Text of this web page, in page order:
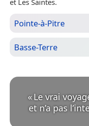
Pointe-à-Pitre
Basse-Terre
«Le vrai
et n’a pas